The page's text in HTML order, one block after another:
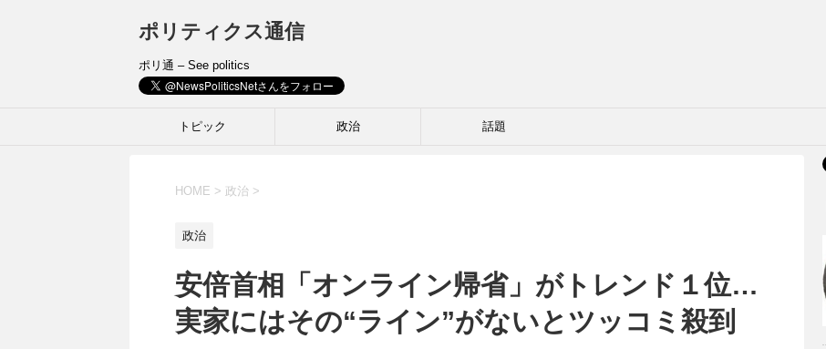
ポリティクス通信
ポリ通 – See politics
トピック 政治 話題
HOME > 政治 >
政治
安倍首相「オンライン帰省」がトレンド１位…
実家にはその“ライン”がないとツッコミ殺到